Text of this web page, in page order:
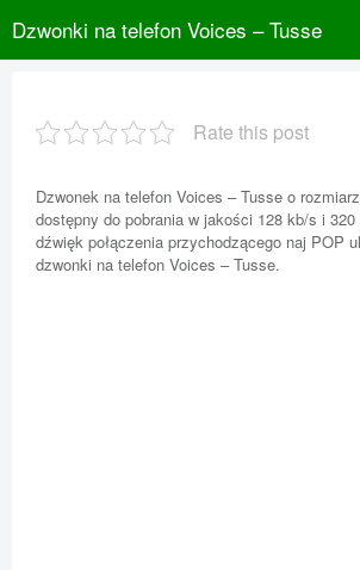
Dzwonki na telefon Voices – Tusse
Rate this post
Dzwonek na telefon Voices – Tusse o
dostępny do pobrania w jakości 128 kb/s i
dźwięk połączenia przychodzącego naj POP
dzwonki na telefon Voices – Tusse.